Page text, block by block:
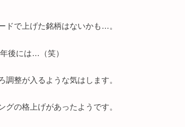
ドで上げた銘柄はないかも…。
後には…（笑）
整が入るような気はします。
の格上げがあったようです。